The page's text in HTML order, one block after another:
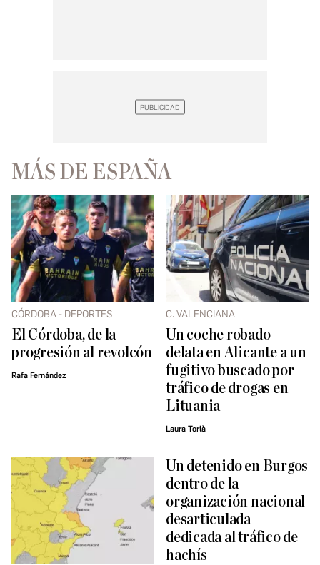
MÁS DE ESPAÑA
CÓRDOBA - DEPORTES
El Córdoba, de la
progresión al revolcón
Rafa Fernández
C. VALENCIANA
Un coche robado
delata en Alicante a un
fugitivo buscado por
tráfico de drogas en
Lituania
Laura Torlà
​Un detenido en Burgos
dentro de la
organización nacional
desarticulada
dedicada al tráfico de
hachís